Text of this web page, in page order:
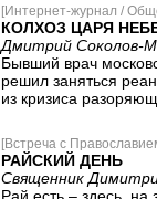
[Интернет-журнал /
КОЛХОЗ ЦАРЯ
Дмитрий Соколов-
Бывший врач
решил заняться
из кризиса
[Встреча с
РАЙСКИЙ ДЕНЬ
Священник